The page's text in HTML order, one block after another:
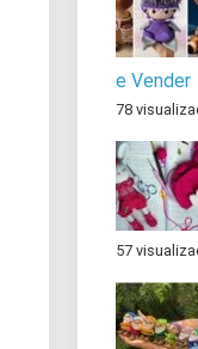
e Vender
78
57